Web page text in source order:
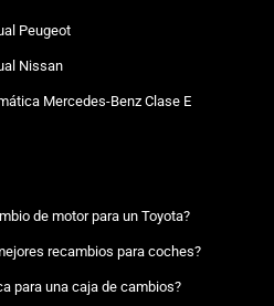
Peugeot
Nissan
Mercedes-Benz Clase E
de motor para un Toyota?
recambios para coches?
para una caja de cambios?